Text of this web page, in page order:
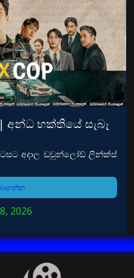
| අන්ධ භක්තියේ සැබෑ
අදාල ඩවුන්ලෝඩ් ලින්ක්ස්
2026